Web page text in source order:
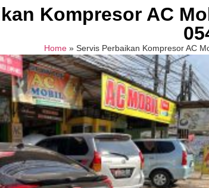
Kompresor AC
Home» Servis Perbaikan Kompresor AC